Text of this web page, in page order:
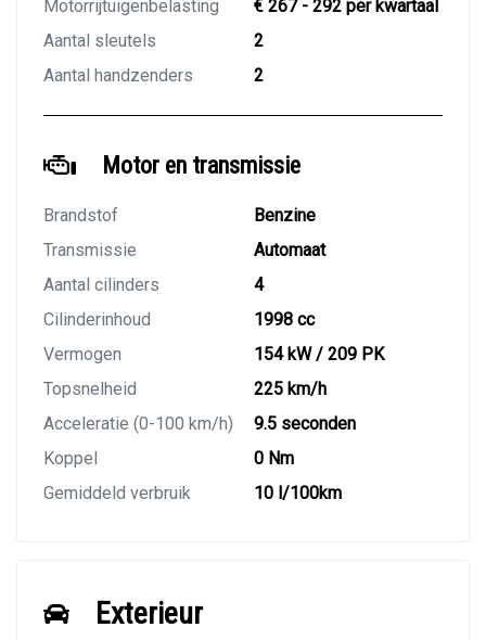
Motorrijtuigenbelasting
€ 267 - 292 per kwartaal
Aantal sleutels
2
Aantal handzenders
2
Motor en transmissie
Brandstof
Benzine
Transmissie
Automaat
Aantal cilinders
4
Cilinderinhoud
1998 cc
Vermogen
154 kW / 209 PK
Topsnelheid
225 km/h
Acceleratie (0-100 km/h)
9.5 seconden
Koppel
0 Nm
Gemiddeld verbruik
10 l/100km
Exterieur